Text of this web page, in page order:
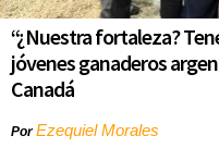
“¿Nuestra fortaleza?
jóvenes ganaderos
Canadá
PorEzequiel Morales